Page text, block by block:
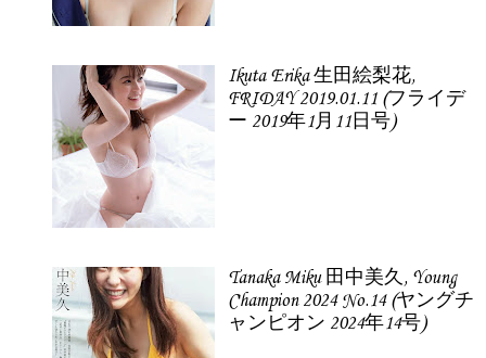
Ikuta Erika 生田絵梨花,
FRIDAY 2019.01.11 (フライデ
ー 2019年1月11日号)
Tanaka Miku 田中美久, Young
Champion 2024 No.14 (ヤングチ
ャンピオン 2024年14号)